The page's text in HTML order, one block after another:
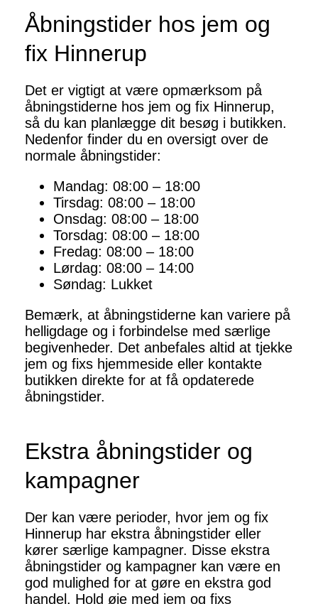
Åbningstider hos jem og
fix Hinnerup
Det er vigtigt at være opmærksom på
åbningstiderne hos jem og fix Hinnerup,
så du kan planlægge dit besøg i butikken.
Nedenfor finder du en oversigt over de
normale åbningstider:
Mandag: 08:00 – 18:00
Tirsdag: 08:00 – 18:00
Onsdag: 08:00 – 18:00
Torsdag: 08:00 – 18:00
Fredag: 08:00 – 18:00
Lørdag: 08:00 – 14:00
Søndag: Lukket
Bemærk, at åbningstiderne kan variere på
helligdage og i forbindelse med særlige
begivenheder. Det anbefales altid at tjekke
jem og fixs hjemmeside eller kontakte
butikken direkte for at få opdaterede
åbningstider.
Ekstra åbningstider og
kampagner
Der kan være perioder, hvor jem og fix
Hinnerup har ekstra åbningstider eller
kører særlige kampagner. Disse ekstra
åbningstider og kampagner kan være en
god mulighed for at gøre en ekstra god
handel. Hold øje med jem og fixs